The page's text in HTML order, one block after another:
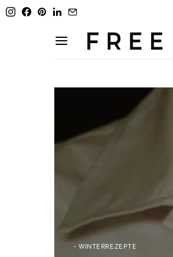
- WINTERREZEPTE